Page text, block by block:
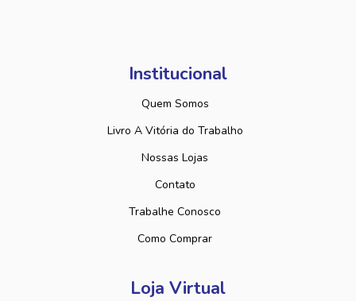
Institucional
Quem Somos
Livro A Vitória do Trabalho
Nossas Lojas
Contato
Trabalhe Conosco
Como Comprar
Loja Virtual